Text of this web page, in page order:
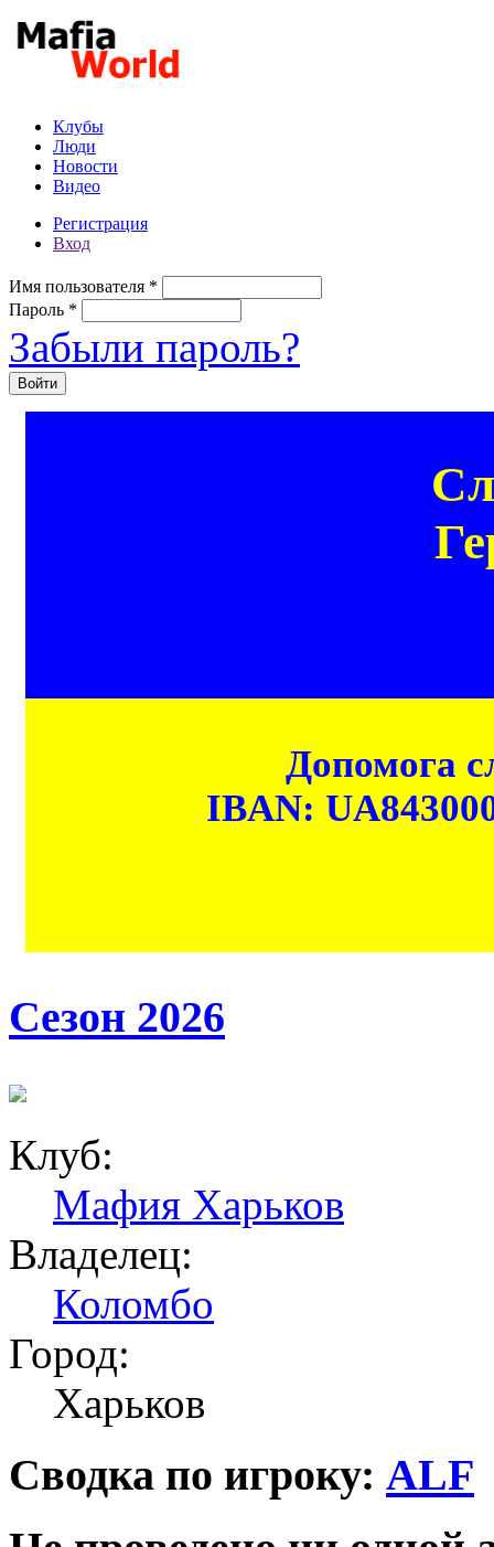
Перейти к основному содержанию
Клубы
Люди
Новости
Видео
Регистрация
Вход
Имя пользователя *
Пароль *
Забыли пароль?
Допомога
IBAN:
Сезон 2026
Клуб:
Мафия Харьков
Владелец:
Коломбо
Город:
Харьков
Сводка по игроку: ALF